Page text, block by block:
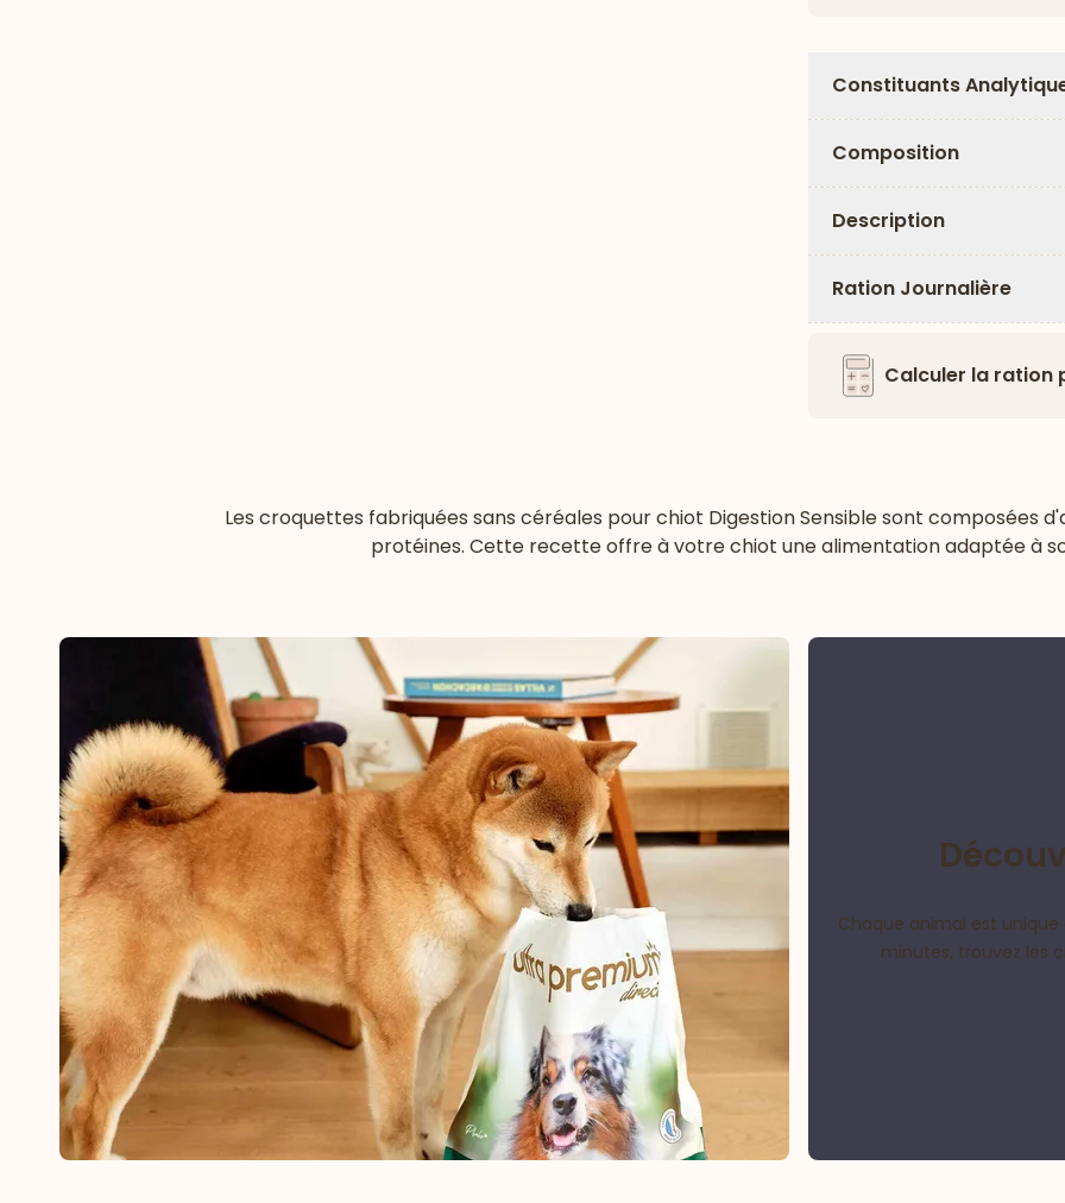
Constituants
Composition
Description
Ration Journalière
Calculer la ration
Les croquettes fabriquées sans céréales pour chiot Digestion Sensible sont composées
protéines. Cette recette offre à votre chiot une alimentation adaptée à
Chaque animal est
minutes, trouvez les